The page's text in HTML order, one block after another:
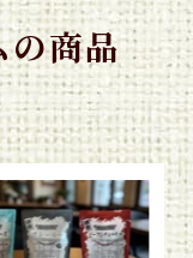
の商品